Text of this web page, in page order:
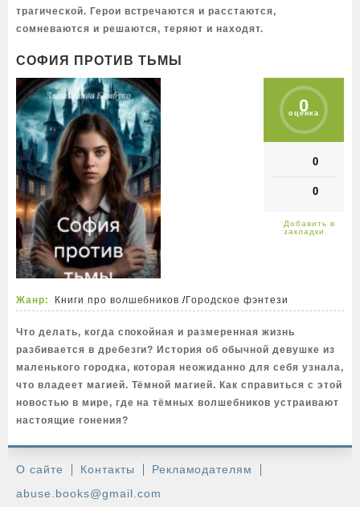
трагической. Герои встречаются и расстаются,
сомневаются и решаются, теряют и находят.
СОФИЯ ПРОТИВ ТЬМЫ
0
оценка
0
0
Жанр: Книги про волшебников /Городское фэнтези
Что делать, когда спокойная и размеренная жизнь
разбивается в дребезги? История об обычной девушке из
маленького городка, которая неожиданно для себя узнала,
что владеет магией. Тёмной магией. Как справиться с этой
новостью в мире, где на тёмных волшебников устраивают
настоящие гонения?
О сайте Контакты
Рекламодателям
abuse.books@gmail.com